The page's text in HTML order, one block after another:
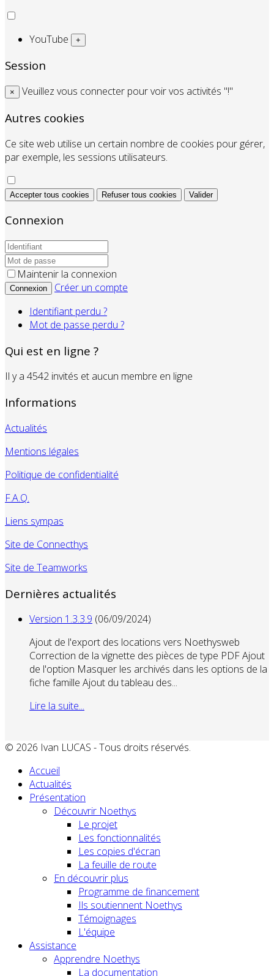
YouTube +
Session
× Veuillez vous connecter pour voir vos activités "!"
Autres cookies
Ce site web utilise un certain nombre de cookies pour gérer,
par exemple, les sessions utilisateurs.
Accepter tous cookies Refuser tous cookies Valider
Connexion
Maintenir la connexion
Connexion
Créer un compte
Identifiant perdu ?
Mot de passe perdu ?
Qui est en ligne ?
Il y a 4542 invités et aucun membre en ligne
Informations
Actualités
Mentions légales
Politique de confidentialité
F.A.Q.
Liens sympas
Site de Connecthys
Site de Teamworks
Dernières actualités
Version 1.3.3.9 (06/09/2024)
Ajout de l'export des locations vers Noethysweb
Correction de la vignette des pièces de type PDF Ajout
de l'option Masquer les archivés dans les options de la
fiche famille Ajout du tableau des...
Lire la suite...
© 2026 Ivan LUCAS - Tous droits réservés.
Accueil
Actualités
Présentation
Découvrir Noethys
Le projet
Les fonctionnalités
Les copies d'écran
La feuille de route
En découvrir plus
Programme de financement
Ils soutiennent Noethys
Témoignages
L'équipe
Assistance
Apprendre Noethys
La documentation